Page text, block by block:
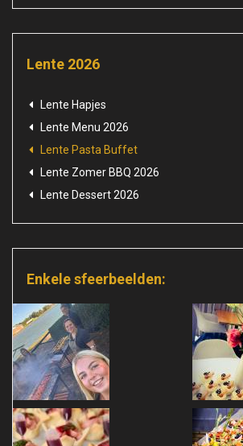
Lente 2026
Lente Hapjes
Lente Menu 2026
Lente Pasta Buffet
Lente Zomer BBQ 2026
Lente Dessert 2026
Enkele sfeerbeelden: